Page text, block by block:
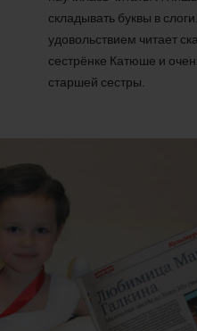
складывать буквы в
удовольствием читает
сестрёнке Катюше и
старшей сестры.